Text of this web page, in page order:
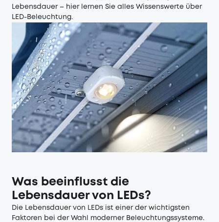
Lebensdauer – hier lernen Sie alles Wissenswerte über
LED-Beleuchtung.
Was beeinflusst die
Lebensdauer von LEDs?
Die Lebensdauer von LEDs ist einer der wichtigsten
Faktoren bei der Wahl moderner Beleuchtungssysteme.